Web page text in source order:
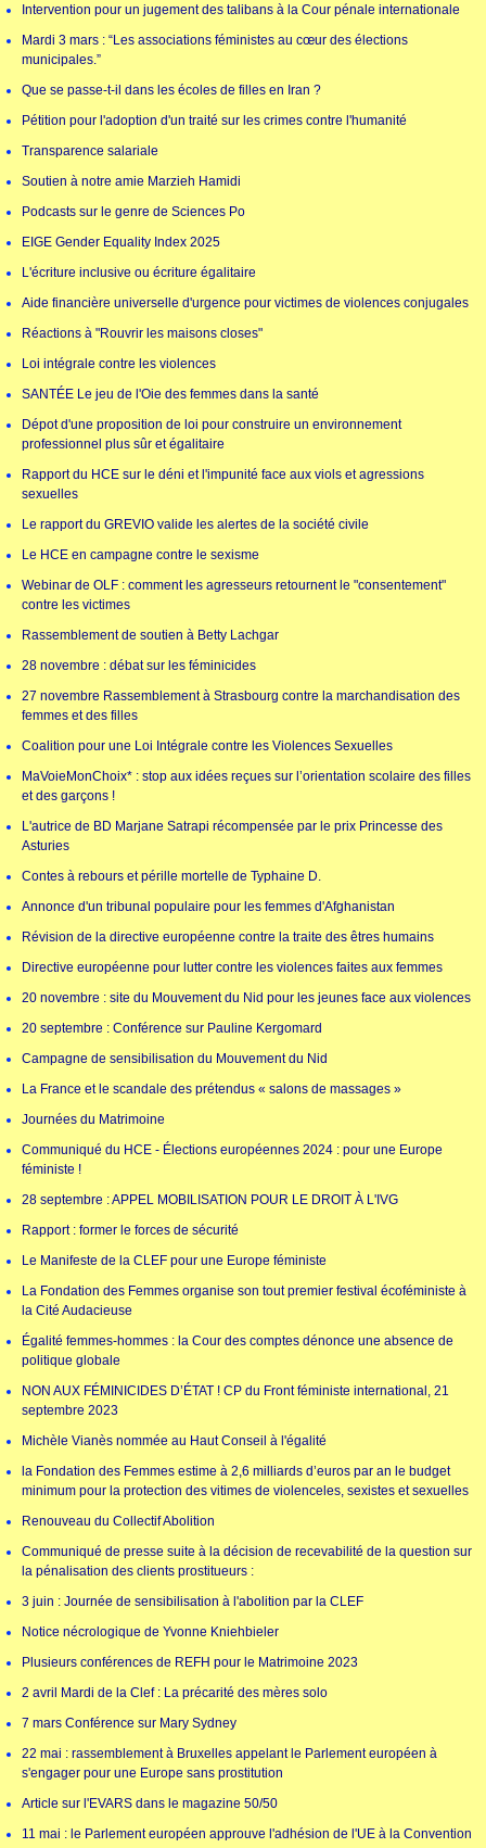
Intervention pour un jugement des talibans à la Cour pénale internationale
Mardi 3 mars : “Les associations féministes au cœur des élections
municipales.”
Que se passe-t-il dans les écoles de filles en Iran ?
Pétition pour l'adoption d'un traité sur les crimes contre l'humanité
Transparence salariale
Soutien à notre amie Marzieh Hamidi
Podcasts sur le genre de Sciences Po
EIGE Gender Equality Index 2025
L'écriture inclusive ou écriture égalitaire
Aide financière universelle d'urgence pour victimes de violences conjugales
Réactions à "Rouvrir les maisons closes"
Loi intégrale contre les violences
SANTÉE Le jeu de l'Oie des femmes dans la santé
Dépot d'une proposition de loi pour construire un environnement
professionnel plus sûr et égalitaire
Rapport du HCE sur le déni et l'impunité face aux viols et agressions
sexuelles
Le rapport du GREVIO valide les alertes de la société civile
Le HCE en campagne contre le sexisme
Webinar de OLF : comment les agresseurs retournent le "consentement"
contre les victimes
Rassemblement de soutien à Betty Lachgar
28 novembre : débat sur les féminicides
27 novembre Rassemblement à Strasbourg contre la marchandisation des
femmes et des filles
Coalition pour une Loi Intégrale contre les Violences Sexuelles
MaVoieMonChoix* : stop aux idées reçues sur l’orientation scolaire des filles
et des garçons !
L'autrice de BD Marjane Satrapi récompensée par le prix Princesse des
Asturies
Contes à rebours et pérille mortelle de Typhaine D.
Annonce d'un tribunal populaire pour les femmes d'Afghanistan
Révision de la directive européenne contre la traite des êtres humains
Directive européenne pour lutter contre les violences faites aux femmes
20 novembre : site du Mouvement du Nid pour les jeunes face aux violences
20 septembre : Conférence sur Pauline Kergomard
Campagne de sensibilisation du Mouvement du Nid
La France et le scandale des prétendus « salons de massages »
Journées du Matrimoine
Communiqué du HCE - Élections européennes 2024 : pour une Europe
féministe !
28 septembre : APPEL MOBILISATION POUR LE DROIT À L'IVG
Rapport : former le forces de sécurité
Le Manifeste de la CLEF pour une Europe féministe
La Fondation des Femmes organise son tout premier festival écoféministe à
la Cité Audacieuse
Égalité femmes-hommes : la Cour des comptes dénonce une absence de
politique globale
NON AUX FÉMINICIDES D’ÉTAT ! CP du Front féministe international, 21
septembre 2023
Michèle Vianès nommée au Haut Conseil à l'égalité
la Fondation des Femmes estime à 2,6 milliards d’euros par an le budget
minimum pour la protection des vitimes de violenceles, sexistes et sexuelles
Renouveau du Collectif Abolition
Communiqué de presse suite à la décision de recevabilité de la question sur
la pénalisation des clients prostitueurs :
3 juin : Journée de sensibilisation à l'abolition par la CLEF
Notice nécrologique de Yvonne Kniehbieler
Plusieurs conférences de REFH pour le Matrimoine 2023
2 avril Mardi de la Clef : La précarité des mères solo
7 mars Conférence sur Mary Sydney
22 mai : rassemblement à Bruxelles appelant le Parlement européen à
s'engager pour une Europe sans prostitution
Article sur l'EVARS dans le magazine 50/50
11 mai : le Parlement européen approuve l'adhésion de l'UE à la Convention